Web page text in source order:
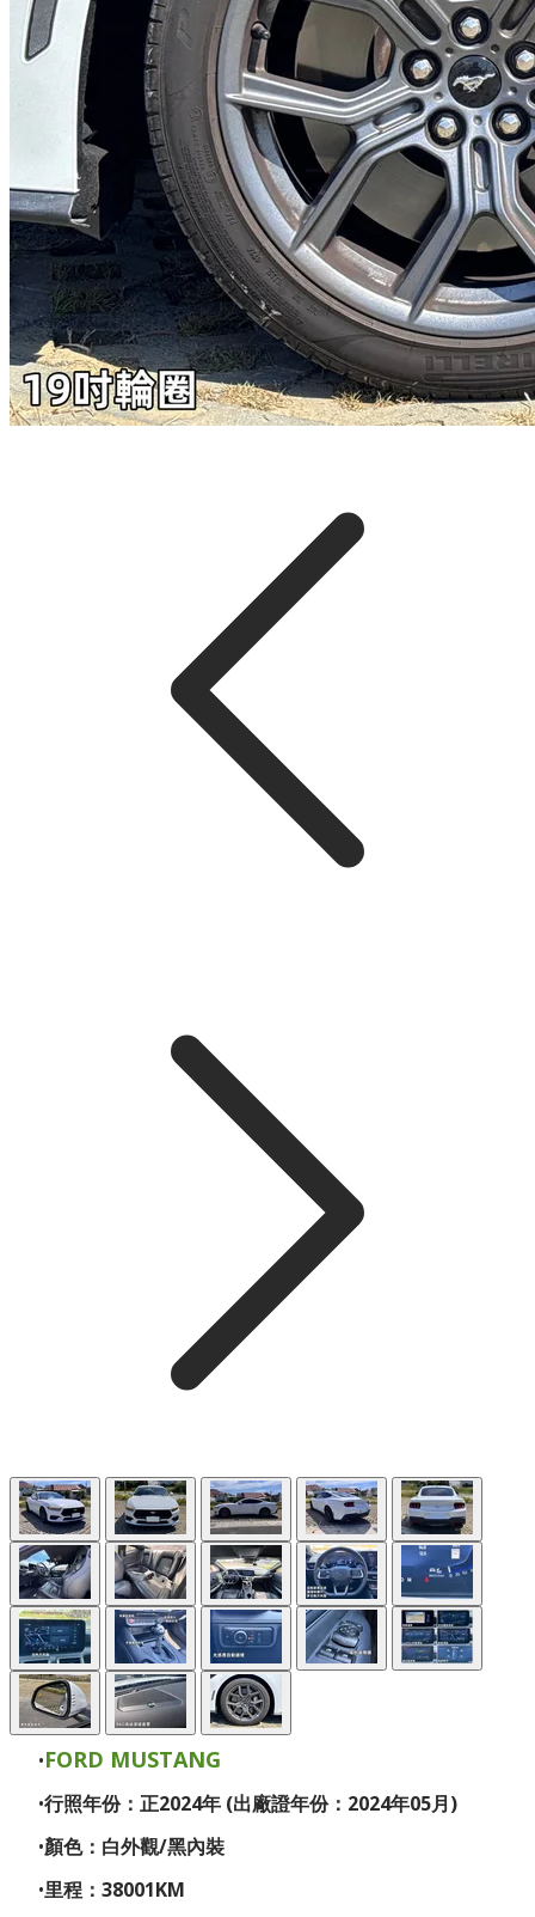
FORD MUSTANG
行照年份：正2024年 (出廠證年份：2024年05月)
顏色：白外觀/黑內裝
里程：38001KM